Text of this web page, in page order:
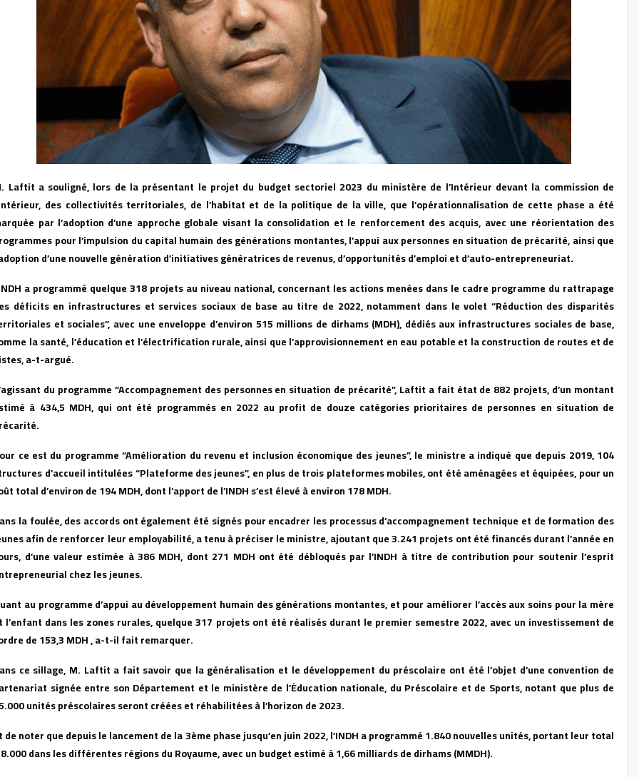
Laftit a souligné, lors de la présentant le projet du budget sectoriel 2023 du ministère de l’Intérieur devant la commission de
des collectivités territoriales, de l’habitat et de la politique de la ville, que l’opérationnalisation de cette phase a été
par l’adoption d’une approche globale visant la consolidation et le renforcement des acquis, avec une réorientation des
pour l’impulsion du capital humain des générations montantes, l’appui aux personnes en situation de précarité, ainsi que
d’une nouvelle génération d’initiatives génératrices de revenus, d’opportunités d’emploi et d’auto-entrepreneuriat.
a programmé quelque 318 projets au niveau national, concernant les actions menées dans le cadre programme du rattrapage
déficits en infrastructures et services sociaux de base au titre de 2022, notamment dans le volet “Réduction des disparités
et sociales”, avec une enveloppe d’environ 515 millions de dirhams (MDH), dédiés aux infrastructures sociales de base,
la santé, l’éducation et l’électrification rurale, ainsi que l’approvisionnement en eau potable et la construction de routes et de
a-t-argué.
du programme “Accompagnement des personnes en situation de précarité”, Laftit a fait état de 882 projets, d’un montant
à 434,5 MDH, qui ont été programmés en 2022 au profit de douze catégories prioritaires de personnes en situation de
ce est du programme “Amélioration du revenu et inclusion économique des jeunes”, le ministre a indiqué que depuis 2019, 104
d’accueil intitulées “Plateforme des jeunes”, en plus de trois plateformes mobiles, ont été aménagées et équipées, pour un
total d’environ de 194 MDH, dont l’apport de l’INDH s’est élevé à environ 178 MDH.
la foulée, des accords ont également été signés pour encadrer les processus d’accompagnement technique et de formation des
afin de renforcer leur employabilité, a tenu à préciser le ministre, ajoutant que 3.241 projets ont été financés durant l’année en
d’une valeur estimée à 386 MDH, dont 271 MDH ont été débloqués par l’INDH à titre de contribution pour soutenir l’esprit
chez les jeunes.
au programme d’appui au développement humain des générations montantes, et pour améliorer l’accès aux soins pour la mère
l’enfant dans les zones rurales, quelque 317 projets ont été réalisés durant le premier semestre 2022, avec un investissement de
de 153,3 MDH , a-t-il fait remarquer.
ce sillage, M. Laftit a fait savoir que la généralisation et le développement du préscolaire ont été l’objet d’une convention de
signée entre son Département et le ministère de l’Éducation nationale, du Préscolaire et de Sports, notant que plus de
unités préscolaires seront créées et réhabilitées à l’horizon de 2023.
de noter que depuis le lancement de la 3ème phase jusqu’en juin 2022, l’INDH a programmé 1.840 nouvelles unités, portant leur total
dans les différentes régions du Royaume, avec un budget estimé à 1,66 milliards de dirhams (MMDH).